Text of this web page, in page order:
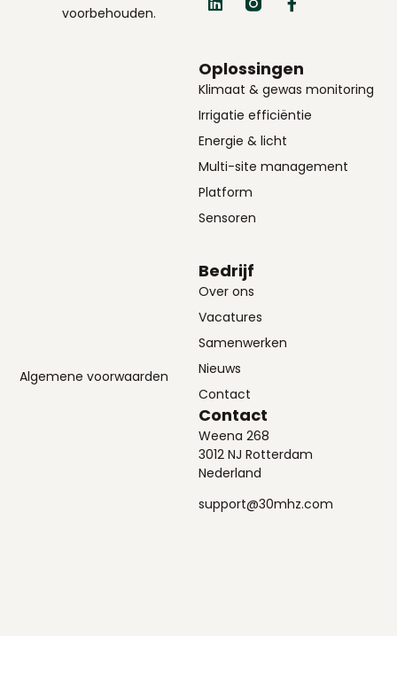
Oplossingen
Klimaat & gewas monitoring
Irrigatie efficiëntie
Energie & licht
Multi-site management
Platform
Sensoren
Bedrijf
Over ons
Vacatures
Samenwerken
Nieuws
Contact
Contact
Weena 268
3012 NJ Rotterdam
Nederland
support@30mhz.com
voorbehouden.
Algemene voorwaarden